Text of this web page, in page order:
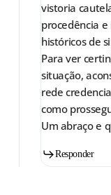
vistoria
procedência
históricos de
Para ver
situação,
rede
como
Um abraço e
Responder